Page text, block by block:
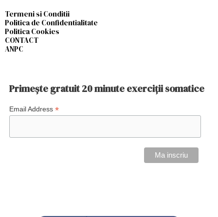
Termeni si Conditii
Politica de Confidentialitate
Politica Cookies
CONTACT
ANPC
Primește gratuit 20 minute exerciții somatice
Email Address *